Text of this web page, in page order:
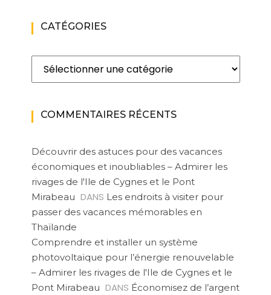
CATÉGORIES
Catégories
COMMENTAIRES RÉCENTS
Découvrir des astuces pour des vacances
économiques et inoubliables – Admirer les
rivages de l'Ile de Cygnes et le Pont
Mirabeau DANS Les endroits à visiter pour
passer des vacances mémorables en
Thaïlande
Comprendre et installer un système
photovoltaïque pour l’énergie renouvelable
– Admirer les rivages de l'Ile de Cygnes et le
Pont Mirabeau DANS Économisez de l’argent